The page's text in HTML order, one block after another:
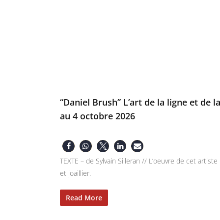
“Daniel Brush” L’art de la ligne et de
au 4 octobre 2026
TEXTE – de Sylvain Silleran // L’oeuvre de cet
et joaillier.
Read More